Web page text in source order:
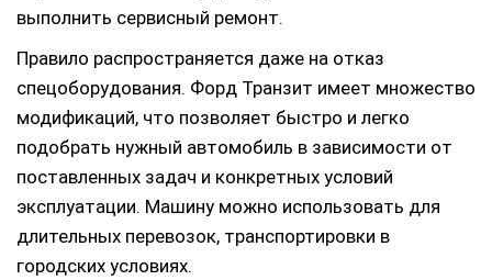
выполнить сервисный ремонт.
Правило распространяется даже на отказ
спецоборудования. Форд Транзит имеет множество
модификаций, что позволяет быстро и легко
подобрать нужный автомобиль в зависимости от
поставленных задач и конкретных условий
эксплуатации. Машину можно использовать для
длительных перевозок, транспортировки в
городских условиях.